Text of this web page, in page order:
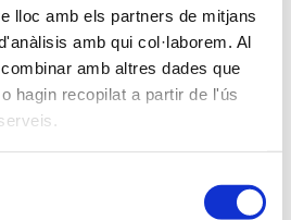
lloc amb els partners de mitjans
amb qui col·laborem. Al
amb altres dades que
hagin recopilat a partir de l'ús
de sequera. Prealerta
de notícies